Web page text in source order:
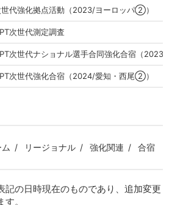
代強化拠点活動（2023/ヨーロッパ②）
次世代測定調査
次世代ナショナル選手合同強化合宿（2023/
次世代強化合宿（2024/愛知・西尾②）
リージョナル 強化関連 合宿
記の日時現在のものであり、追加変更
。